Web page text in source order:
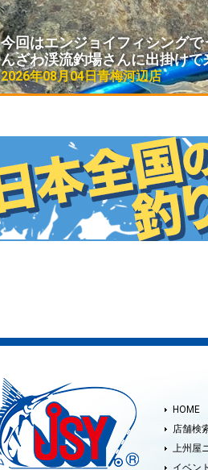
今回はエンジョイフィシングで
んざわ渓流釣場さんに出掛け
2026年08月04日青梅河辺店
HOME
店舗検
上州屋